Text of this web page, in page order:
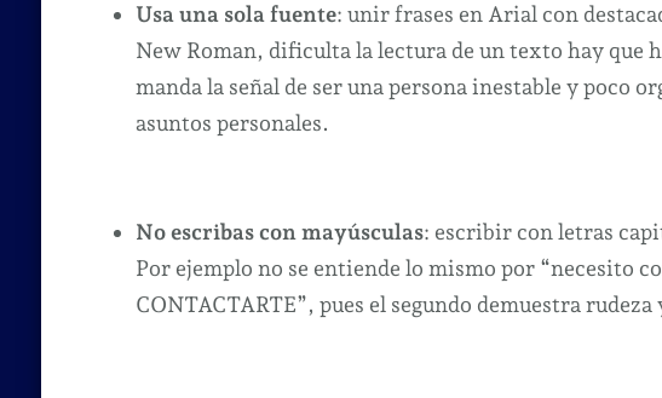
Usa una sola fuente: unir frases en Arial con
New Roman, dificulta la lectura de un texto hay que
manda la señal de ser una persona inestable y poco
asuntos personales.
No escribas con mayúsculas: escribir con letras
Por ejemplo no se entiende lo mismo por “necesito
CONTACTARTE”, pues el segundo demuestra